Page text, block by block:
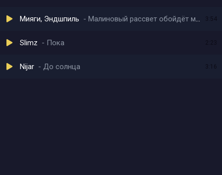
Мияги, Эндшпиль Малиновый рассвет обойдёт мой сон 3:54
Slimz Пока
Nijar До солнца 3:16